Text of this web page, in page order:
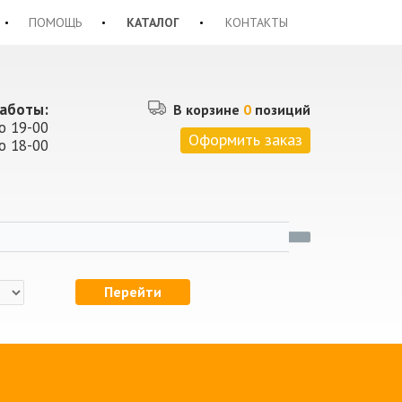
ПОМОЩЬ КАТАЛОГ КОНТАКТЫ
19-00
18-00
В корзине 0 позиций
Оформить заказ
Перейти